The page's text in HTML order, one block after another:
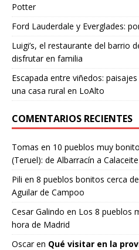
Potter
Ford Lauderdale y Everglades:
Luigi’s, el restaurante del barrio
disfrutar en familia
Escapada entre viñedos:
una casa rural en LoAlto
COMENTARIOS RECIENTES
Tomas en 10 pueblos muy
(Teruel): de Albarracín a Calaceite
Pili en 8 pueblos bonitos cerca
Aguilar de Campoo
Cesar Galindo en Los 8 pueblos
hora de Madrid
Oscaren Qué visitar en la